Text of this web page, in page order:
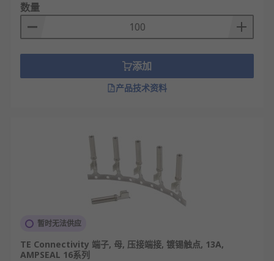
数量
添加
产品技术资料
暂时无法供应
TE Connectivity 端子, 母, 压接端接, 镀锡触点, 13A,
AMPSEAL 16系列